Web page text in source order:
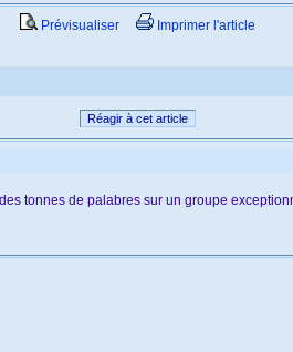
Prévisualiser Imprimer l'article
Réagir à cet article
tonnes de palabres sur un groupe